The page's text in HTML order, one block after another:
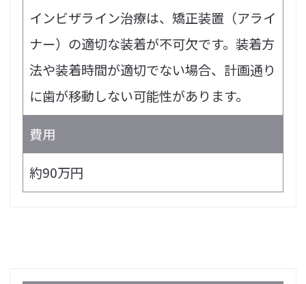
インビザライン治療は、矯正装置（アライ
ナー）の適切な装着が不可欠です。装着方
法や装着時間が適切でない場合、計画通り
に歯が移動しない可能性があります。
費用
約90万円